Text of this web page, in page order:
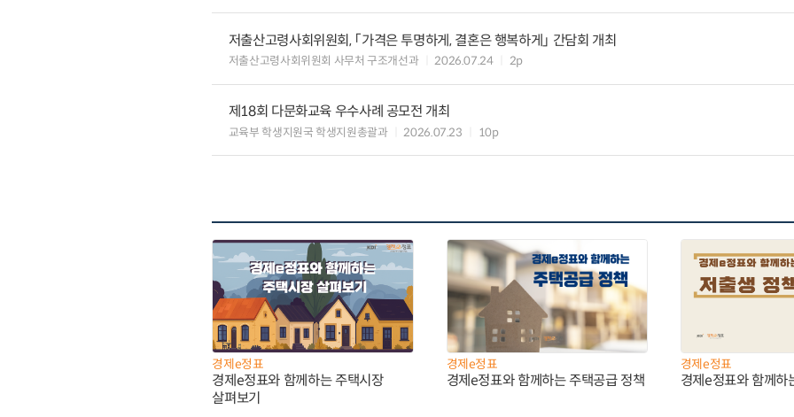
저출산고령사회위원회, 「가격은 투명하게, 결혼은 행복하게」 간담회 개최
저출산고령사회위원회 사무처 구조개선과 2026.07.24 2p
제18회 다문화교육 우수사례 공모전 개최
교육부 학생지원국 학생지원총괄과 2026.07.23 10p
경제e정표
경제e정표와 함께하는 주택시장
살펴보기
경제e정표
경제e정표와 함께하는 주택공급 정책
경제e정표
경제e정표와 함께하